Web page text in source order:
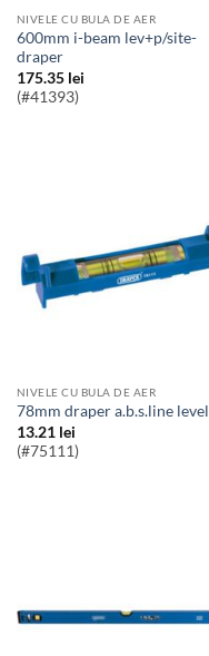
NIVELE CU BULA DE AER
600mm i-beam lev+p/site-
draper
175.35 lei
(#41393)
NIVELE CU BULA DE AER
78mm draper a.b.s.line level
13.21 lei
(#75111)